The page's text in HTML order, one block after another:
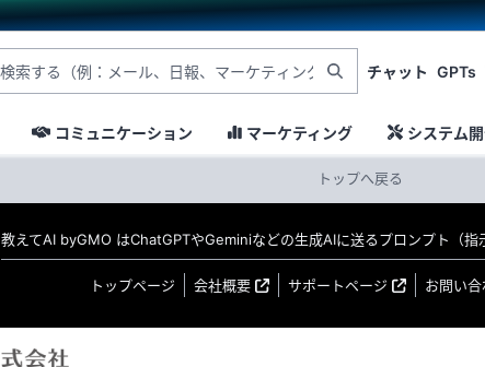
チャット GPTs
コミュニケーション マーケティング システム
トップへ戻る
教えてAI byGMO はChatGPTやGeminiなどの生成AIに送るプロンプト（指
トップページ 会社概要 サポートページ お問い合